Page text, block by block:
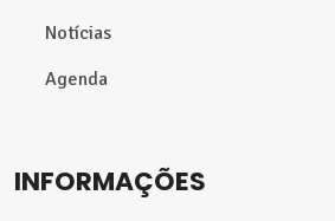
Notícias
Agenda
INFORMAÇÕES